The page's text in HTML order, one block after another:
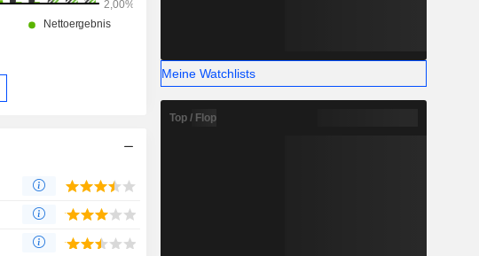
Meine Watchlists
Top / Flop